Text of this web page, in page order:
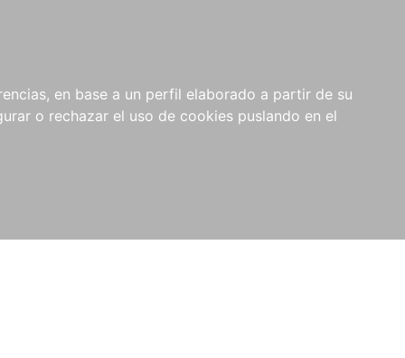
en base a un perfil elaborado a partir de su
o rechazar el uso de cookies puslando en el
NOVEDADES NOTICIAS
COMPRAS
INSTITUCIONALES